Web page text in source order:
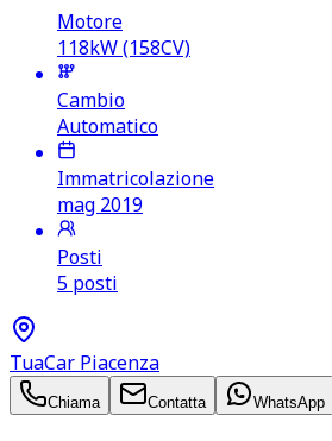
Motore
118kW (158CV)
Cambio
Automatico
Immatricolazione
mag 2019
Posti
5 posti
TuaCar Piacenza
Chiama Contatta WhatsApp